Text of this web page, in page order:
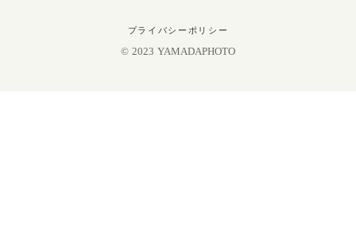
プライバシーポリシー
© 2023 YAMADAPHOTO